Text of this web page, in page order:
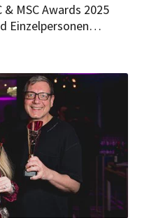
MSC Awards 2025
Einzelpersonen
gelebte Realität ist.
des Jahres“
Deutschland